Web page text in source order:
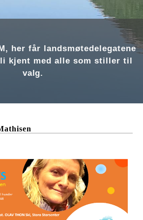
her får landsmøtedelegatene
kjent med alle som stiller til
valg.